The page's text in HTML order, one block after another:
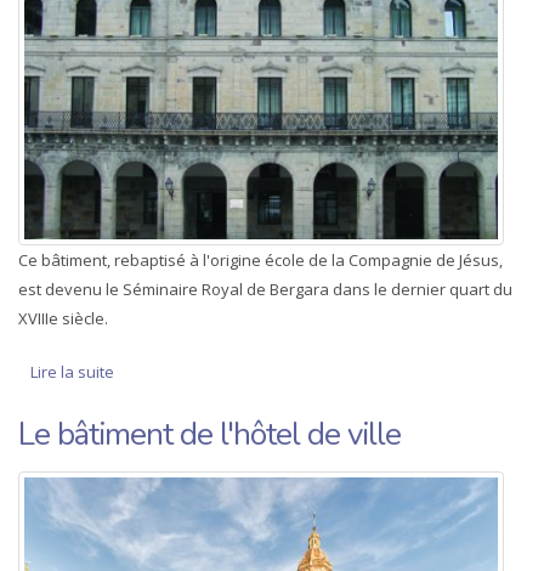
Ce bâtiment, rebaptisé à l'origine école de la Compagnie de Jésus,
est devenu le Séminaire Royal de Bergara dans le dernier quart du
XVIIIe siècle.
Lire la suite
Le bâtiment de l'hôtel de ville